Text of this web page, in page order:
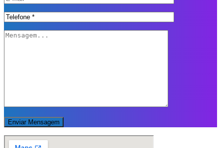
Enviar Mensagem